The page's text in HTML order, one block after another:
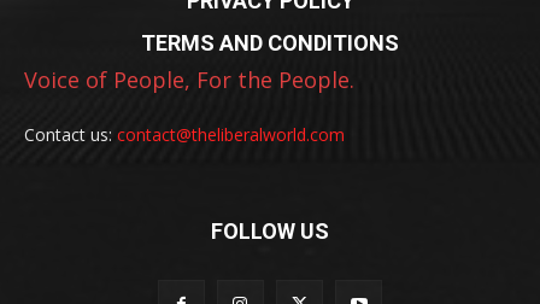
TERMS AND CONDITIONS
Voice of People, For the People.
Contact us: contact@theliberalworld.com
FOLLOW US